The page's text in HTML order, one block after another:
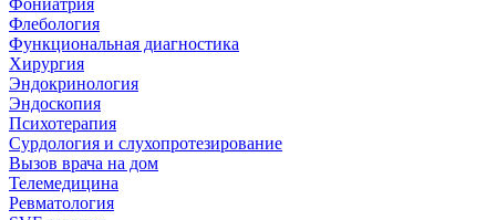
Фониатрия
Флебология
Функциональная диагностика
Хирургия
Эндокринология
Эндоскопия
Психотерапия
Сурдология и слухопротезирование
Вызов врача на дом
Телемедицина
Ревматология